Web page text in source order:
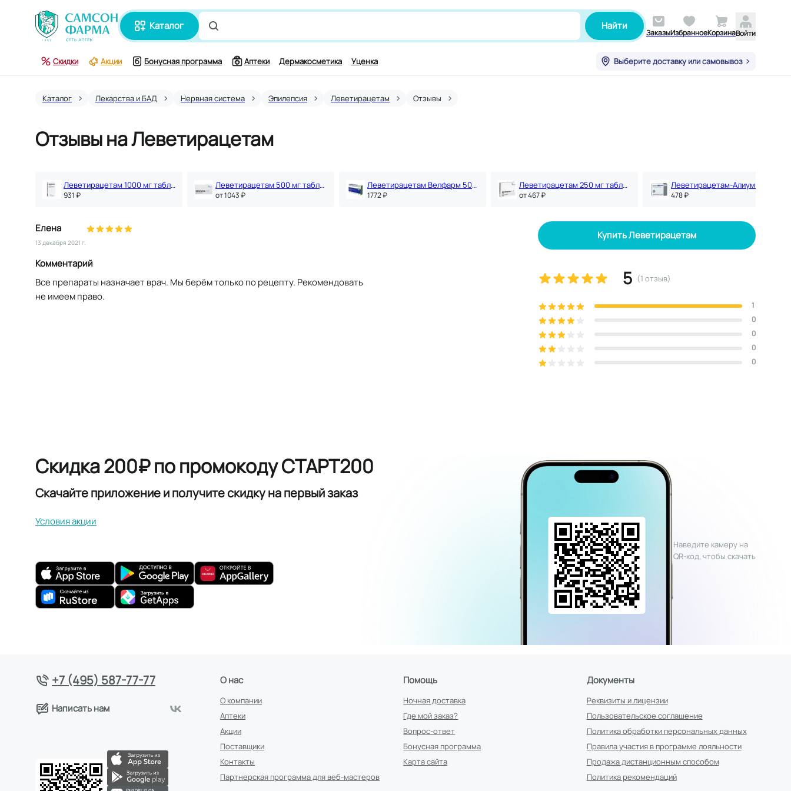
каталог
Поиск по лекарству и симптомам, например,для работы мозга
Найти
ЗаказыИзбранноеКорзинаВойти
Скидки Акции Бонусная программа Аптеки Дермакосметика Уценка Выберите доставку или самовывоз
Каталог Лекарства и БАД Нервная система Эпилепсия Леветирацетам Отзывы
Отзывы на Леветирацетам
Леветирацетам 1000 мг таблетки 30 шт
931 ₽
Леветирацетам 500 мг таблетки 60 шт
oт 1043 ₽
Леветирацетам Велфарм 500 мг таблетки 60 шт
1772 ₽
Леветирацетам 250 мг таблетки 30 шт
oт 467 ₽ 478 ₽
Елена
13 декабря 2021 г.
Комментарий
Все препараты назначает врач. Мы берём только по рецепту. Рекомендовать
не имеем право.
Купить Леветирацетам
5 (1 отзыв)
1
0
0
0
0
Скидка 200₽ по промокоду СТАРТ200
Скачайте приложение и получите скидкуна первый заказ
Условия акции
Наведите камеру на
QR-код, чтобы скачать
+7 (495) 587-77-77
Написать нам
О нас
О компании
Аптеки
Акции
Поставщики
Контакты
Партнерская программа для веб-мастеров
Помощь
Ночная доставка
Где мой заказ?
Вопрос-ответ
Бонусная программа
Карта сайта
Документы
Реквизиты и лицензии
Пользовательское соглашение
Политика обработки персональных данных
Правила участия в программе лояльности
Продажа дистанционным способом
Политика рекомендаций